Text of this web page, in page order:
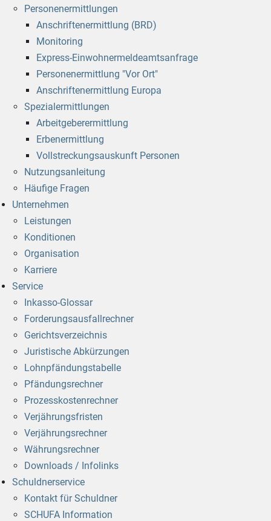
Personenermittlungen
Anschriftenermittlung (BRD)
Monitoring
Express-Einwohnermeldeamtsanfrage
Personenermittlung "Vor Ort"
Anschriftenermittlung Europa
Spezialermittlungen
Arbeitgeberermittlung
Erbenermittlung
Vollstreckungsauskunft Personen
Nutzungsanleitung
Häufige Fragen
Unternehmen
Leistungen
Konditionen
Organisation
Karriere
Service
Inkasso-Glossar
Forderungsausfallrechner
Gerichtsverzeichnis
Juristische Abkürzungen
Lohnpfändungstabelle
Pfändungsrechner
Prozesskostenrechner
Verjährungsfristen
Verjährungsrechner
Währungsrechner
Downloads / Infolinks
Schuldnerservice
Kontakt für Schuldner
SCHUFA Information